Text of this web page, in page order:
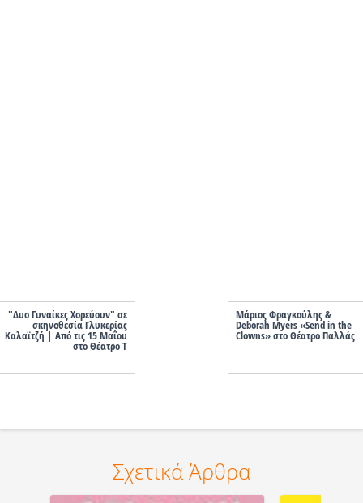
"Δυο Γυναίκες Χορεύουν" σε
σκηνοθεσία Γλυκερίας
Καλαϊτζή | Από τις 15 Μαΐου
στο Θέατρο Τ
Μάριος Φραγκούλης &
Deborah Myers «Send in the
Clowns» στο Θέατρο Παλλάς
Σχετικά Άρθρα